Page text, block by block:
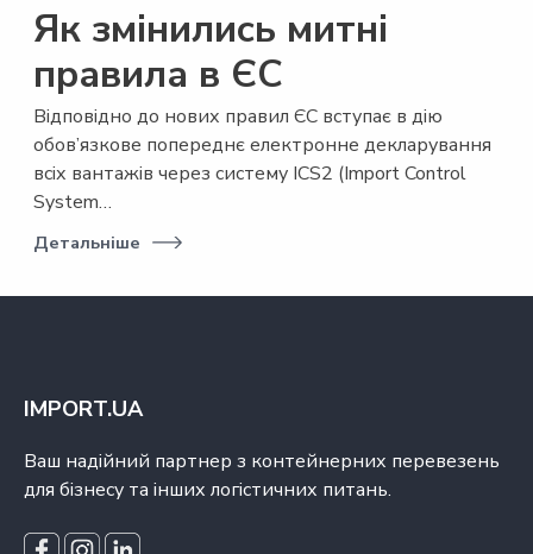
Як змінились митні
правила в ЄС
Відповідно до нових правил ЄС вступає в дію
обов’язкове попереднє електронне декларування
всіх вантажів через систему ICS2 (Import Control
System…
Детальніше
IMPORT.UA
Ваш надійний партнер з контейнерних перевезень
для бізнесу та інших логістичних питань.